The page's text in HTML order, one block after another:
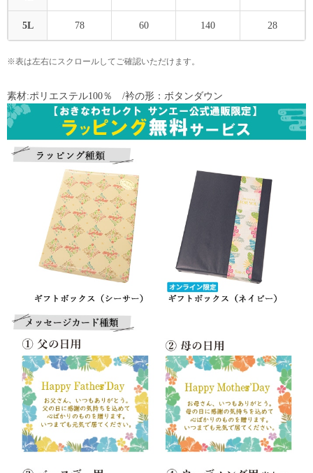
5L 78 60 140 28
※表は左右にスクロールしてご確認いただけます。
素材:ポリエステル100％ /衿の形：ボタンダウン